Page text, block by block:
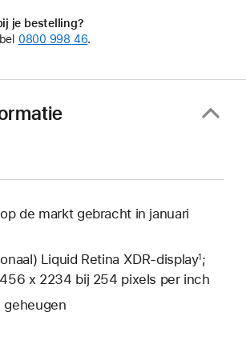
je bestelling?
0800 998 46.
de markt gebracht in januari
Liquid Retina XDR-display1;
x 2234 bij 254 pixels per inch
geheugen